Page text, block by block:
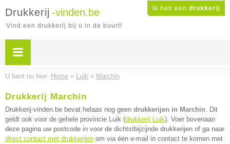
Ik heb een drukkerij
Drukkerij -vinden.be
Vind een drukkerij bij u in de buurt!
U bent nu hier: Home » Luik » Marchin
Drukkerij Marchin
Drukkerij-vinden.be bevat helaas nog geen drukkerijen in Marchin. Dit
geldt ook voor de gehele provincie Luik (drukkerij Luik). Voer bovenaan
deze pagina uw postcode in voor de dichtstbijzijnde drukkerijen of ga naar
direct contact met drukkerijen om via één e-mail in contact te komen met